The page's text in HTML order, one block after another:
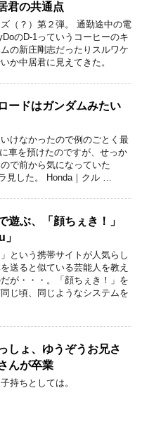
君の共通点
（？）第２弾。 通勤途中の電
のD-1っていうコーヒーのキ
の新庄剛志だったりスルワケ
か中居君に見えてきた。
ードはガンダムみたい
けなかったので例のごとく最
車を預けたのですが、せっか
で前から気になっていた
見した。 Honda｜クル …
遊ぶ、「顔ちぇき！」
という携帯サイトが人気らし
送ると似ている芸能人を教え
が・・・。「顔ちぇき！」を
じ頃、同じようなシステムを
しょ、ゆうぞうお兄さ
んが卒業
持ちとしては。